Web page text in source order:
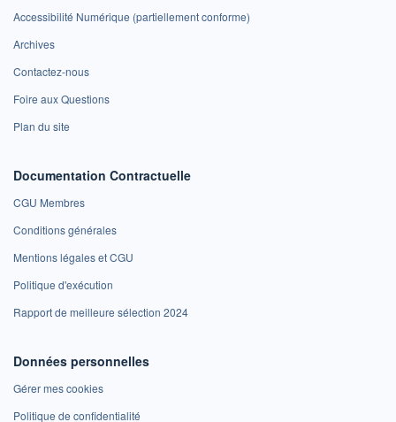
Accessibilité Numérique (partiellement conforme)
Archives
Contactez-nous
Foire aux Questions
Plan du site
Documentation Contractuelle
CGU Membres
Conditions générales
Mentions légales et CGU
Politique d'exécution
Rapport de meilleure sélection 2024
Données personnelles
Gérer mes cookies
Politique de confidentialité